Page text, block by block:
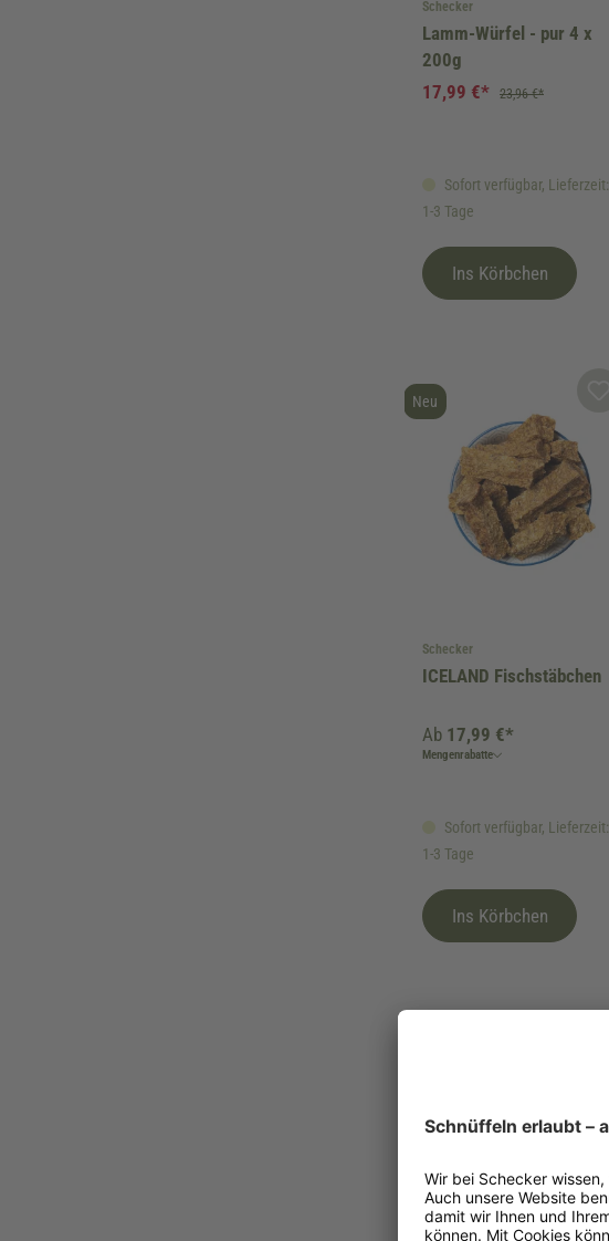
Schecker
Lamm-Würfel - pur 4 x
200g
Sofort verfügbar, Lieferzeit:
1-3 Tage
17,99 €* 23,96 €*
Ins Körbchen
Neu
Schecker
ICELAND Fischstäbchen
Sofort verfügbar, Lieferzeit:
1-3 Tage
Ab 17,99 €*
Mengenrabatte
Ins Körbchen